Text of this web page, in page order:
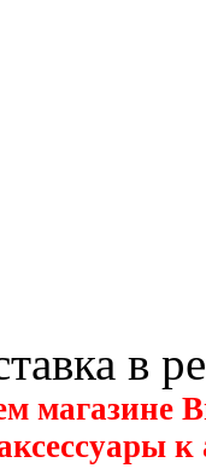
в
магазине